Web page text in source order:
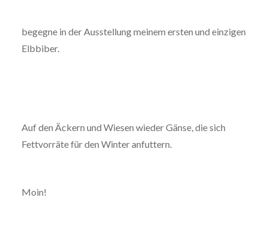
begegne in der Ausstellung meinem ersten und einzigen
Elbbiber.
Auf den Äckern und Wiesen wieder Gänse, die sich
Fettvorräte für den Winter anfuttern.
Moin!